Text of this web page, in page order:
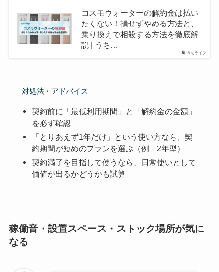
うちライフ
コスモウォーターの解約金は払い
たくない！損せずやめる方法と、
乗り換えで相殺する方法を徹底解
説 | うち…
対処法・アドバイス
契約前に「最低利用期間」と「解約金の金額」
を必ず確認
「とりあえず1年だけ」という使い方なら、契
約期間が短めのプランを選ぶ（例：2年型）
契約満了を目指して使うなら、日常使いとして
価値が出るかどうかも試算
稼働音・設置スペース・ストック場所が気に
なる